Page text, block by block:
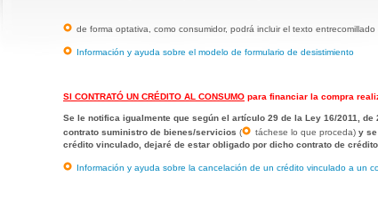
de forma optativa, como consumidor, podrá incluir el texto entrecomillado
Información y ayuda sobre el modelo de formulario de desistimiento
SI CONTRATÓ UN CRÉDITO AL CONSUMO para financiar la compra
Se le notifica igualmente que según el artículo 29 de la Ley 16/2011,
contrato suministro de bienes/servicios ( táchese lo que proceda) y
crédito vinculado , dejaré de estar obligado por dicho contrato de
Información y ayuda sobre la cancelación de un crédito vinculado a un